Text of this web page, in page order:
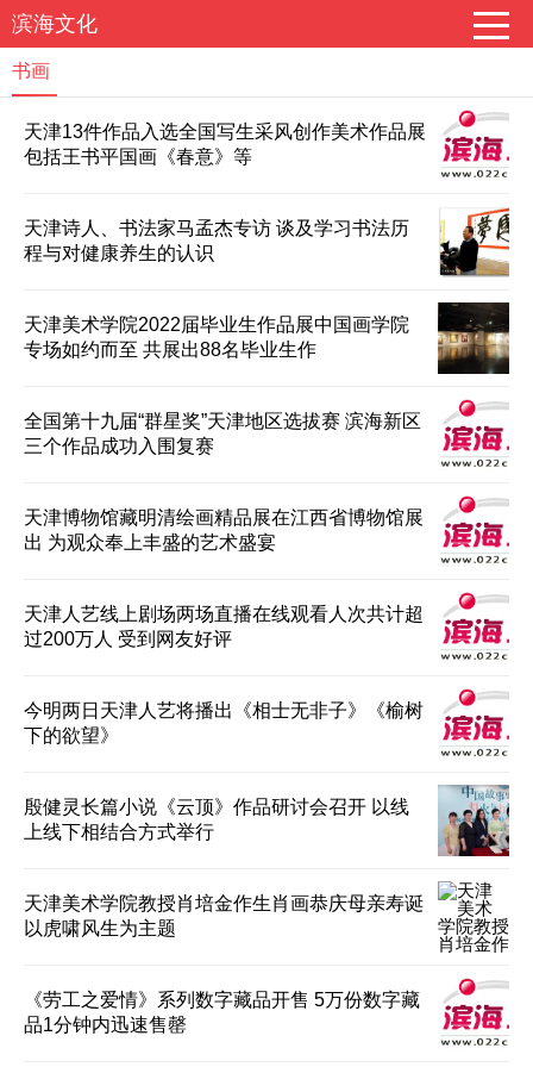
滨海文化
书画
天津13件作品入选全国写生采风创作美术作品展
包括王书平国画《春意》等
天津诗人、书法家马孟杰专访 谈及学习书法历
程与对健康养生的认识
天津美术学院2022届毕业生作品展中国画学院
专场如约而至 共展出88名毕业生作
全国第十九届“群星奖”天津地区选拔赛 滨海新区
三个作品成功入围复赛
天津博物馆藏明清绘画精品展在江西省博物馆展
出 为观众奉上丰盛的艺术盛宴
天津人艺线上剧场两场直播在线观看人次共计超
过200万人 受到网友好评
今明两日天津人艺将播出《相士无非子》《榆树
下的欲望》
殷健灵长篇小说《云顶》作品研讨会召开 以线
上线下相结合方式举行
天津美术学院教授肖培金作生肖画恭庆母亲寿诞
以虎啸风生为主题
《劳工之爱情》系列数字藏品开售 5万份数字藏
品1分钟内迅速售罄